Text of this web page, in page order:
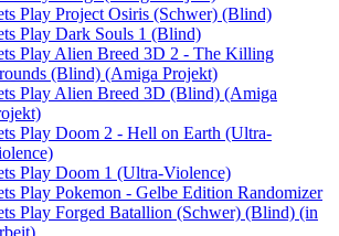
Play Project Osiris (Schwer) (Blind)
Play Dark Souls 1 (Blind)
Play Alien Breed 3D 2 - The Killing
(Blind) (Amiga Projekt)
Play Alien Breed 3D (Blind) (Amiga
Play Doom 2 - Hell on Earth (Ultra-
Play Doom 1 (Ultra-Violence)
Play Pokemon - Gelbe Edition Randomizer
Play Forged Batallion (Schwer) (Blind) (in